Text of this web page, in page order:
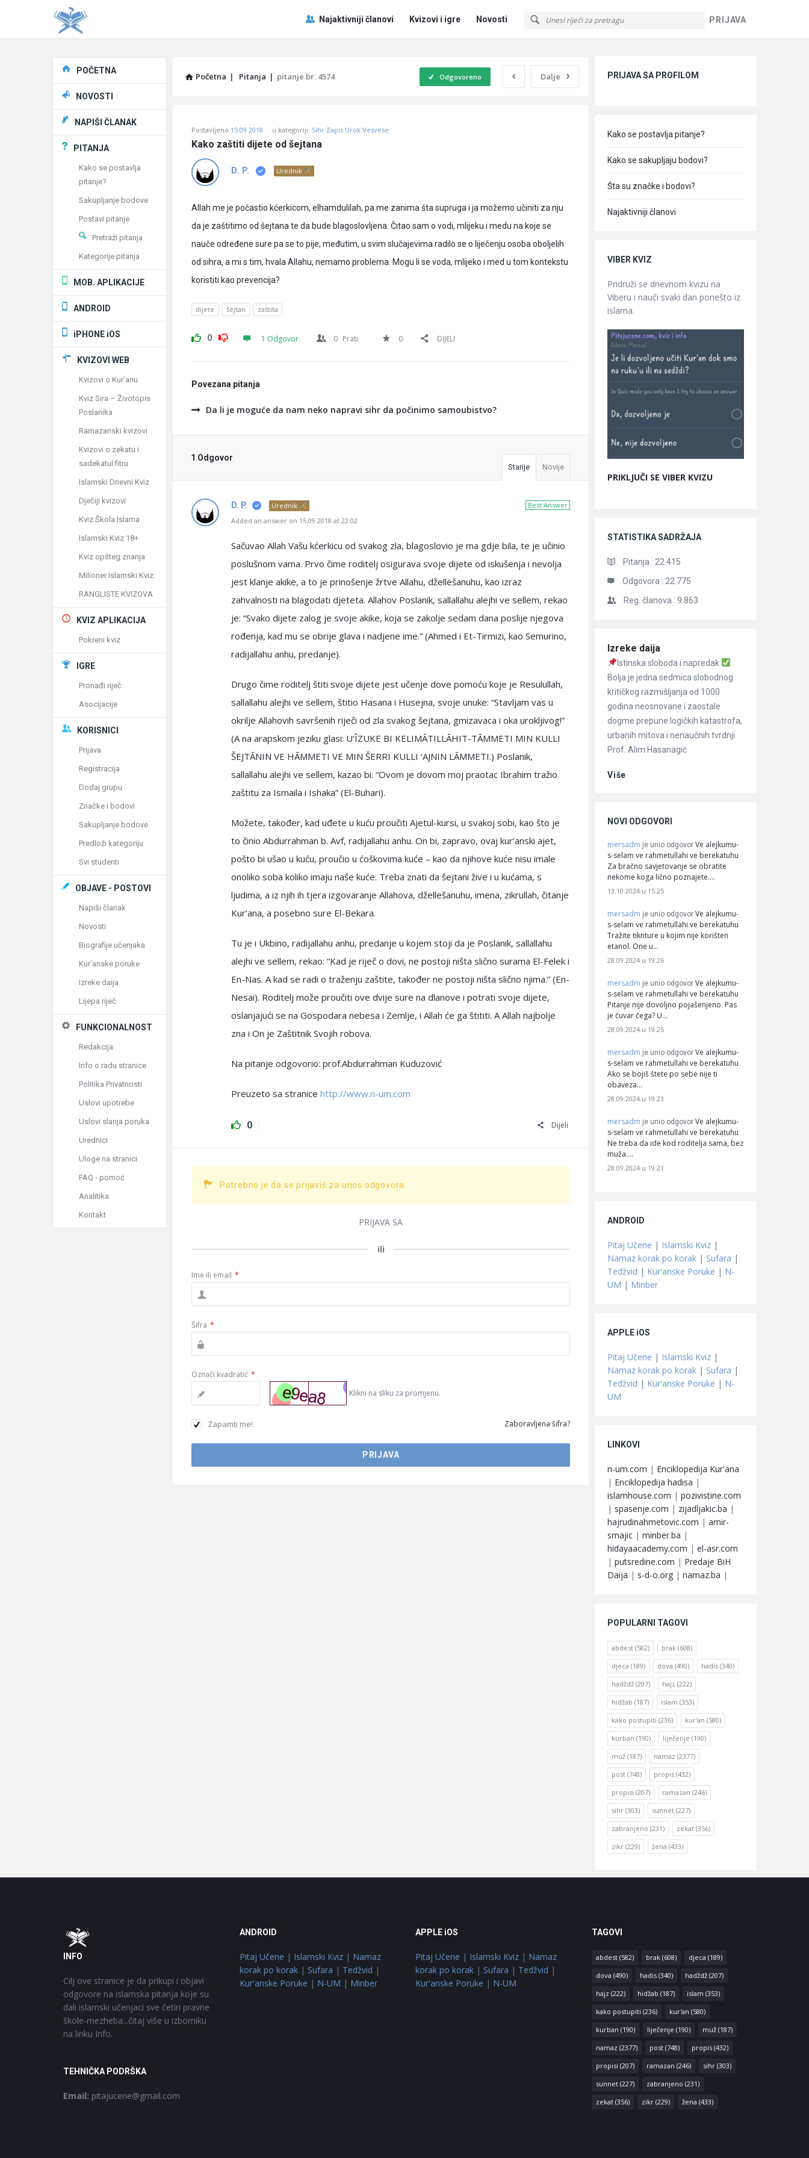
PRIJAVA
Pitaj
Učene
Navigacija
Najaktivniji članovi Kvizovi i igre Novosti
Početna | Pitanja | pitanje br. 4574 Dalje
Odgovoreno
Učene
Latest
Pitanja
Postavljeno 15.09.2018 u kategoriji: Sihr Zapis Urok Vesvese
Kako zaštiti dijete od šejtana
D. P. Urednik
Allah me je počastio kćerkicom, elhamdulilah, pa me zanima šta supruga i ja možemo učiniti za nju
da je zaštitimo od šejtana te da bude blagoslovljena. Čitao sam o vodi, mlijeku i medu na koje se
nauče određene sure pa se to pije, međutim, u svim slučajevima radilo se o liječenju osoba oboljelih
od sihra, a mi s tim, hvala Allahu, nemamo problema. Mogu li se voda, mlijeko i med u tom kontekstu
koristiti kao prevencija?
dijete šejtan zaštita
0 1 Odgovor 0 Prati 0 DIJELI
Povezana pitanja
Da li je moguće da nam neko napravi sihr da počinimo samoubistvo?
1 Odgovor
Starije Novije
Best Answer
D. P.
Urednik
Added an answer on 15.09.2018 at 22:02
Sačuvao Allah Vašu kćerkicu od svakog zla, blagoslovio je ma gdje bila, te je učinio
poslušnom vama. Prvo čime roditelj osigurava svoje dijete od iskušenja i nevolja
jest klanje akike, a to je prinošenje žrtve Allahu, džellešanuhu, kao izraz
zahvalnosti na blagodati djeteta. Allahov Poslanik, sallallahu alejhi ve sellem, rekao
je: “Svako dijete zalog je svoje akike, koja se zakolje sedam dana poslije njegova
rođenja, kad mu se obrije glava i nadjene ime.” (Ahmed i Et-Tirmizi, kao Semurino,
radijallahu anhu, predanje).
Drugo čime roditelj štiti svoje dijete jest učenje dove pomoću koje je Resulullah,
sallallahu alejhi ve sellem, štitio Hasana i Husejna, svoje unuke: “Stavljam vas u
okrilje Allahovih savršenih riječi od zla svakog šejtana, gmizavaca i oka urokljivog!”
(A na arapskom jeziku glasi: U‘ÎZUKE BI KELIMĀTILLĀHIT-TĀMMETI MIN KULLI
ŠEJTĀNIN VE HĀMMETI VE MIN ŠERRI KULLI ‘AJNIN LĀMMETI.) Poslanik,
sallallahu alejhi ve sellem, kazao bi: “Ovom je dovom moj praotac Ibrahim tražio
zaštitu za Ismaila i Ishaka” (El-Buhari).
Možete, također, kad uđete u kuću proučiti Ajetul-kursi, u svakoj sobi, kao što je
to činio Abdurrahman b. Avf, radijallahu anhu. On bi, zapravo, ovaj kur’anski ajet,
pošto bi ušao u kuću, proučio u ćoškovima kuće – kao da njihove kuće nisu imale
onoliko soba koliko imaju naše kuće. Treba znati da šejtani žive i u kućama, s
ljudima, a iz njih ih tjera izgovaranje Allahova, džellešanuhu, imena, zikrullah, čitanje
Kur’ana, a posebno sure El-Bekara.
Tu je i Ukbino, radijallahu anhu, predanje u kojem stoji da je Poslanik, sallallahu
alejhi ve sellem, rekao: “Kad je riječ o dovi, ne postoji ništa slično surama El-Felek i
En-Nas. A kad se radi o traženju zaštite, također ne postoji ništa slično njima.” (En-
Nesai). Roditelj može proučiti ove dvije sure na dlanove i potrati svoje dijete,
oslanjajući se na Gospodara nebesa i Zemlje, i Allah će ga štititi. A Allah najbolje
zna i On je Zaštitnik Svojih robova.
Na pitanje odgovorio: prof.Abdurrahman Kuduzović
Preuzeto sa stranice http://www.n-um.com
0 Dijeli
Potrebno je da se prijaviš za unos odgovora.
PRIJAVA SA
ili
Ime ili email *
Šifra *
Označi kvadratić *
Klikni na sliku za promjenu.
Zapamti me! Zaboravljena šifra?
PRIJAVA SA PROFILOM
Kako se postavlja pitanje?
Kako se sakupljaju bodovi?
Šta su značke i bodovi?
Najaktivniji članovi
VIBER KVIZ
Pridruži se dnevnom kvizu na
Viberu i nauči svaki dan ponešto iz
islama.
PRIKLJUČI SE VIBER KVIZU
STATISTIKA SADRŽAJA
Pitanja : 22.415
Odgovora : 22.775
Reg. članova : 9.863
Članci
Izreke daija
Istinska sloboda i napredak
Bolja je jedna sedmica slobodnog
kritičkog razmišljanja od 1000
godina neosnovane i zaostale
dogme prepune logičkih katastrofa,
urbanih mitova i nenaučnih tvrdnji.
Prof. Alim Hasanagić
Više
NOVI ODGOVORI
mersadm je unio odgovor Ve alejkumu-
s-selam ve rahmetullahi ve berekatuhu
Za bračno savjetovanje se obratite
nekome koga lično poznajete.…
13.10.2024 u 15:25
mersadm je unio odgovor Ve alejkumu-
s-selam ve rahmetullahi ve berekatuhu
Tražite tiknture u kojim nije korišten
etanol. One u…
28.09.2024 u 19:26
mersadm je unio odgovor Ve alejkumu-
s-selam ve rahmetullahi ve berekatuhu
Pitanje nije dovoljno pojašenjeno. Pas
je čuvar čega? U…
28.09.2024 u 19:25
mersadm je unio odgovor Ve alejkumu-
s-selam ve rahmetullahi ve berekatuhu
Ako se bojiš štete po sebe nije ti
obaveza…
28.09.2024 u 19:23
mersadm je unio odgovor Ve alejkumu-
s-selam ve rahmetullahi ve berekatuhu
Ne treba da ide kod roditelja sama, bez
muža.…
28.09.2024 u 19:21
ANDROID
Pitaj Učene | Islamski Kviz |
Namaz korak po korak | Sufara |
Tedžvid | Kur'anske Poruke | N-
UM | Minber
APPLE iOS
Pitaj Učene | Islamski Kviz |
Namaz korak po korak | Sufara |
Tedžvid | Kur'anske Poruke | N-
UM
LINKOVI
n-um.com | Enciklopedija Kur'ana
| Enciklopedija hadisa |
islamhouse.com | pozivistine.com
| spasenje.com | zijadljakic.ba |
hajrudinahmetovic.com | amir-
smajic | minber.ba |
hidayaacademy.com | el-asr.com
| putsredine.com | Predaje BiH
Daija | s-d-o.org | namaz.ba |
POPULARNI TAGOVI
abdest (582) brak (608)
djeca (189) dova (490) hadis (340)
hadždž (207) hajz (222)
hidžab (187) islam (353)
kako postupiti (236) kur'an (580)
kurban (190) liječenje (190)
muž (187) namaz (2377)
post (748) propis (432)
propisi (207) ramazan (246)
sihr (303) sunnet (227)
zabranjeno (231) zekat (356)
zikr (229) žena (433)
Explore
POČETNA
NOVOSTI
NAPIŠI ČLANAK
PITANJA
Kako se postavlja
pitanje?
Sakupljanje bodove
Postavi pitanje
Pretraži pitanja
Kategorije pitanja
MOB. APLIKACIJE
ANDROID
iPHONE iOS
KVIZOVI WEB
Kvizovi o Kur'anu
Kviz Sira – Životopis
Poslanika
Ramazanski kvizovi
Kvizovi o zekatu i
sadekatul fitru
Islamski Dnevni Kviz
Dječiji kvizovi
Kviz Škola Islama
Islamski Kviz 18+
Kviz opšteg znanja
Milioner Islamski Kviz
RANGLISTE KVIZOVA
KVIZ APLIKACIJA
Pokreni kviz
IGRE
Pronađi riječ
Asocijacije
KORISNICI
Prijava
Registracija
Dodaj grupu
Značke i bodovi
Sakupljanje bodove
Predloži kategoriju
Svi studenti
OBJAVE - POSTOVI
Napiši članak
Novosti
Biografije učenjaka
Kur'anske poruke
Izreke daija
Lijepa riječ
FUNKCIONALNOST
Redakcija
Info o radu stranice
Politika Privatnosti
Uslovi upotrebe
Uslovi slanja poruka
Urednici
Uloge na stranici
FAQ - pomoć
Analitika
Kontakt
Footer
INFO
Cilj ove stranice je da prikupi i objavi
odgovore na islamska pitanja koje su
dali islamski učenjaci sve četiri pravne
škole-mezheba...čitaj više u izborniku
na linku Info.
TEHNIČKA PODRŠKA
Email: pitajucene@gmail.com
ANDROID
Pitaj Učene | Islamski Kviz| Namaz
korak po korak| Sufara | Tedžvid |
Kur'anske Poruke | N-UM | Minber
APPLE iOS
Pitaj Učene | Islamski Kviz | Namaz
korak po korak | Sufara | Tedžvid |
Kur'anske Poruke | N-UM
TAGOVI
abdest(582) brak(608) djeca (189)
dova (490) hadis(340) hadždž(207)
hajz (222) hidžab (187) islam (353)
kako postupiti (236) kur'an (580)
kurban (190) liječenje (190) muž(187)
namaz (2377) post(748) propis(432)
propisi (207) ramazan (246) sihr(303)
sunnet(227) zabranjeno (231)
zekat(356) zikr(229) žena (433)